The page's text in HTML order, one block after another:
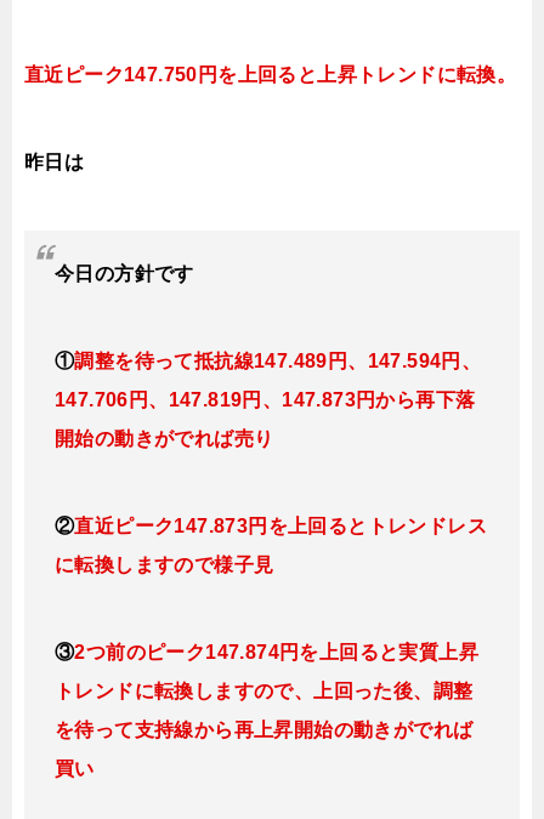
直近ピーク147.750円を上回ると 上昇トレンドに転換。
昨日は
今日の方針です
①調整を待って抵抗線147.489円、147.594円、
147.706円、147.819円、147.873円から再下落
開始の動きがでれば売り
②直近ピーク147.873円を上回るとトレンドレス
に転換しますので様子見
③2つ前のピーク147.874円を上回ると実質上昇
トレンドに転換しますので、上回った後、調整
を待って支持線から再上昇開始の動きがでれば
買い